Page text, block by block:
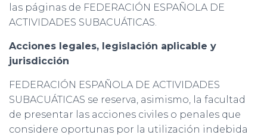
las páginas de FEDERACIÓN ESPAÑOLA DE
ACTIVIDADES SUBACUÁTICAS.
Acciones legales, legislación aplicable y
jurisdicción
FEDERACIÓN ESPAÑOLA DE ACTIVIDADES
SUBACUÁTICAS se reserva, asimismo, la facultad
de presentar las acciones civiles o penales que
considere oportunas por la utilización indebida